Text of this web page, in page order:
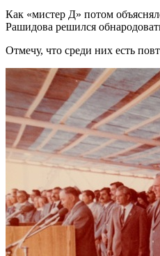
Как «мистер Д» потом
Рашидова решился
Отмечу, что среди них есть